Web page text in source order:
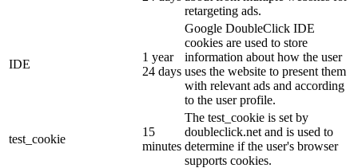
retargeting ads.
IDE
1 year
24 days
Google DoubleClick IDE
cookies are used to store
information about how the user
uses the website to present them
with relevant ads and according
to the user profile.
test_cookie
15
minutes
The test_cookie is set by
doubleclick.net and is used to
determine if the user's browser
supports cookies.